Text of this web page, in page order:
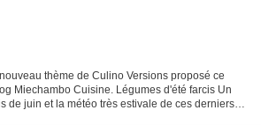
thème de Culino Versions proposé ce
Miechambo Cuisine. Légumes d'été farcis Un
de juin et la météo très estivale de ces derniers